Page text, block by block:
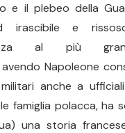
e il plebeo della
irascibile e
al più
Napoleone
anche a
famiglia polacca, ha
una storia